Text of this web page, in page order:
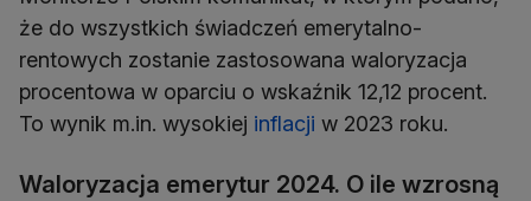
że do wszystkich świadczeń emerytalno-
rentowych zostanie zastosowana waloryzacja
procentowa w oparciu o wskaźnik 12,12 procent.
To wynik m.in. wysokiej inflacji w 2023 roku.
Waloryzacja emerytur 2024. O ile wzrosną